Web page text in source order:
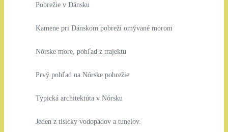
Pobrežie v Dánsku
Kamene pri Dánskom pobreží omývané morom
Nórske more, pohľad z trajektu
Prvý pohľad na Nórske pobrežie
Typická architektúta v Nórsku
Jeden z tisícky vodopádov a tunelov.